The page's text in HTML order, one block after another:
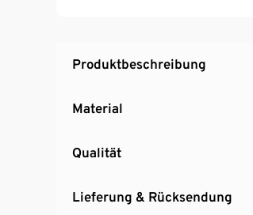
Produktbeschreibung
Material
Qualität
Lieferung & Rücksendung